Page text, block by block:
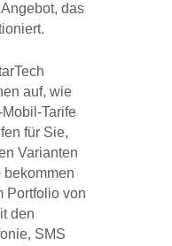
das
auf, wie
Tarife
für Sie,
Varianten
Portfolio von
den
SMS